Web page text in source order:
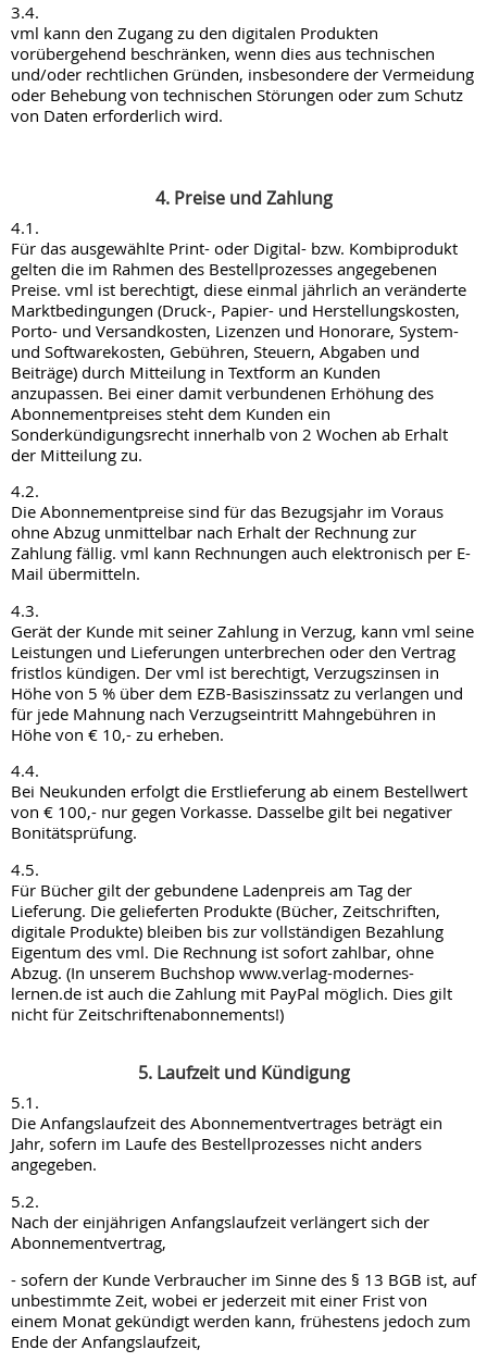
3.4.
vml kann den Zugang zu den digitalen Produkten
vorübergehend beschränken, wenn dies aus technischen
und/oder rechtlichen Gründen, insbesondere der Vermeidung
oder Behebung von technischen Störungen oder zum Schutz
von Daten erforderlich wird.
4. Preise und Zahlung
4.1.
Für das ausgewählte Print- oder Digital- bzw. Kombiprodukt
gelten die im Rahmen des Bestellprozesses angegebenen
Preise. vml ist berechtigt, diese einmal jährlich an veränderte
Marktbedingungen (Druck-, Papier- und Herstellungskosten,
Porto- und Versandkosten, Lizenzen und Honorare, System-
und Softwarekosten, Gebühren, Steuern, Abgaben und
Beiträge) durch Mitteilung in Textform an Kunden
anzupassen. Bei einer damit verbundenen Erhöhung des
Abonnementpreises steht dem Kunden ein
Sonderkündigungsrecht innerhalb von 2 Wochen ab Erhalt
der Mitteilung zu.
4.2.
Die Abonnementpreise sind für das Bezugsjahr im Voraus
ohne Abzug unmittelbar nach Erhalt der Rechnung zur
Zahlung fällig. vml kann Rechnungen auch elektronisch per E-
Mail übermitteln.
4.3.
Gerät der Kunde mit seiner Zahlung in Verzug, kann vml seine
Leistungen und Lieferungen unterbrechen oder den Vertrag
fristlos kündigen. Der vml ist berechtigt, Verzugszinsen in
Höhe von 5 % über dem EZB-Basiszinssatz zu verlangen und
für jede Mahnung nach Verzugseintritt Mahngebühren in
Höhe von € 10,- zu erheben.
4.4.
Bei Neukunden erfolgt die Erstlieferung ab einem Bestellwert
von € 100,- nur gegen Vorkasse. Dasselbe gilt bei negativer
Bonitätsprüfung.
4.5.
Für Bücher gilt der gebundene Ladenpreis am Tag der
Lieferung. Die gelieferten Produkte (Bücher, Zeitschriften,
digitale Produkte) bleiben bis zur vollständigen Bezahlung
Eigentum des vml. Die Rechnung ist sofort zahlbar, ohne
Abzug. (In unserem Buchshop www.verlag-modernes-
lernen.de ist auch die Zahlung mit PayPal möglich. Dies gilt
nicht für Zeitschriftenabonnements!)
5. Laufzeit und Kündigung
5.1.
Die Anfangslaufzeit des Abonnementvertrages beträgt ein
Jahr, sofern im Laufe des Bestellprozesses nicht anders
angegeben.
5.2.
Nach der einjährigen Anfangslaufzeit verlängert sich der
Abonnementvertrag,
- sofern der Kunde Verbraucher im Sinne des § 13 BGB ist, auf
unbestimmte Zeit, wobei er jederzeit mit einer Frist von
einem Monat gekündigt werden kann, frühestens jedoch zum
Ende der Anfangslaufzeit,